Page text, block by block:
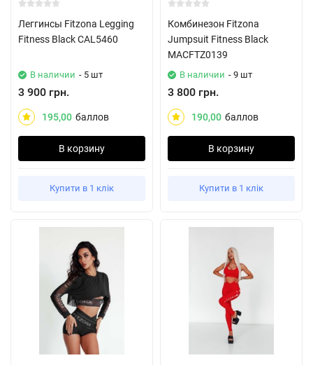
Леггинсы Fitzona Legging
Fitness Black CAL5460
В наличии - 5 шт
3 900 грн.
195,00 баллов
В корзину
Купити в 1 клік
Комбинезон Fitzona
Jumpsuit Fitness Black
MACFTZ0139
В наличии - 9 шт
3 800 грн.
190,00 баллов
В корзину
Купити в 1 клік